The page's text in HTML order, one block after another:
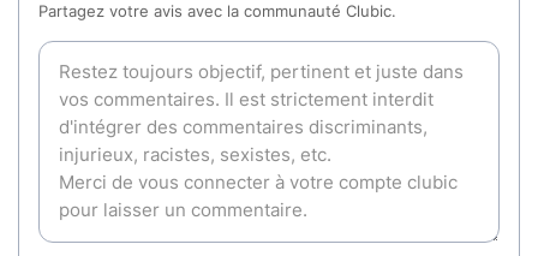
Partagez votre avis avec la communauté Clubic.